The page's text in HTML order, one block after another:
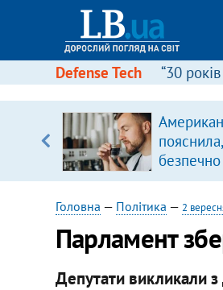
Defense Tech “30
Головна — Політика — 2
Парламент
Депутати викликали